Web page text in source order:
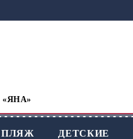
ПЛЯЖ ДЕТСКИЕ